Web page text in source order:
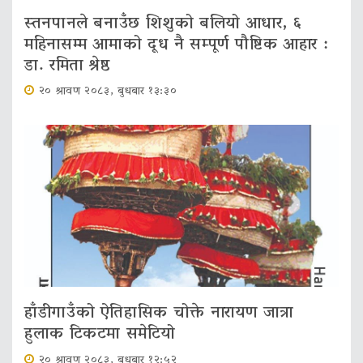
स्तनपानले बनाउँछ शिशुको बलियो आधार, ६
महिनासम्म आमाको दूध नै सम्पूर्ण पौष्टिक आहार :
डा. रमिता श्रेष्ठ
२० श्रावण २०८३, बुधबार १३:३०
हाँडीगाउँको ऐतिहासिक चोक्ते नारायण जात्रा
हुलाक टिकटमा समेटियो